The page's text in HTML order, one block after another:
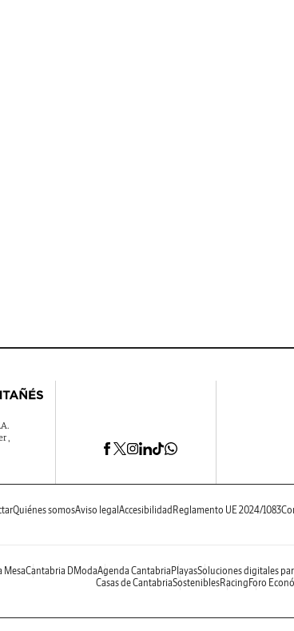
,
Quiénes somosAviso legal Accesibilidad Reglamento UE 2024/1083
MesaCantabria DModaAgenda Cantabria PlayasSoluciones digitales
Casas de CantabriaSosteniblesRacing Foro